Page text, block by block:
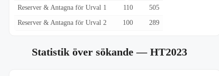
Reserver & Antagna för Urval 1
110 505
Reserver & Antagna för Urval 2 100 289
Statistik över sökande— HT2023